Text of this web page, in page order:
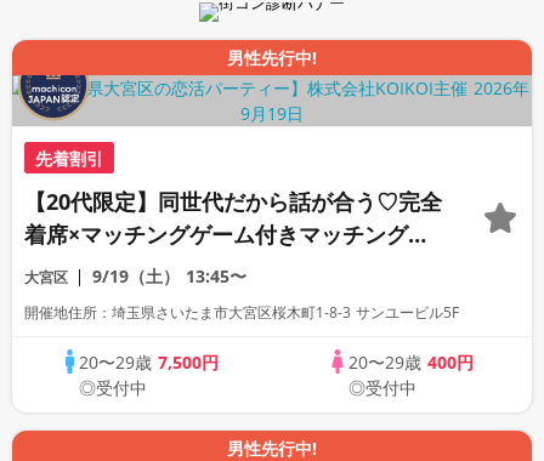
男性先行中!
先着割引
【20代限定】同世代だから話が合う♡完全
着席×マッチングゲーム付きマッチングコ
ン
大宮区 9/19（土） 13:45〜
開催地住所：埼玉県さいたま市大宮区桜木町1-8-3 サンユービル5F
20〜29歳7,500円
◎受付中
20〜29歳 400円
◎受付中
男性先行中!